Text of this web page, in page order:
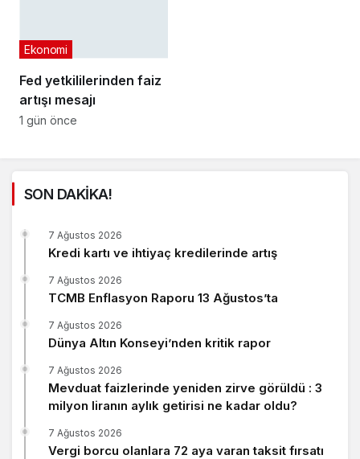
Fed yetkililerinden faiz
artışı mesajı
Ekonomi
1 gün önce
SON DAKİKA!
Kredi kartı ve ihtiyaç kredilerinde artış
7 Ağustos 2026
TCMB Enflasyon Raporu 13 Ağustos’ta
7 Ağustos 2026
Dünya Altın Konseyi’nden kritik rapor
7 Ağustos 2026
Mevduat faizlerinde yeniden zirve görüldü : 3
milyon liranın aylık getirisi ne kadar oldu?
7 Ağustos 2026
Vergi borcu olanlara 72 aya varan taksit fırsatı
7 Ağustos 2026